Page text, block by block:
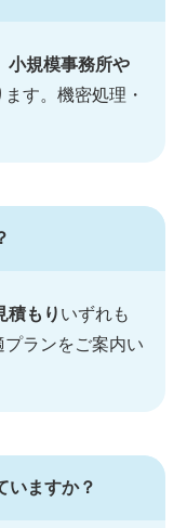
小規模事務所や
す。機密処理・
積もり いずれも
ランをご案内い
いますか？